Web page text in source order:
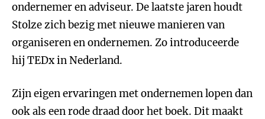
ondernemer en adviseur. De laatste jaren houdt
Stolze zich bezig met nieuwe manieren van
organiseren en ondernemen. Zo introduceerde
hij TEDx in Nederland.
Zijn eigen ervaringen met ondernemen lopen dan
ook als een rode draad door het boek. Dit maakt